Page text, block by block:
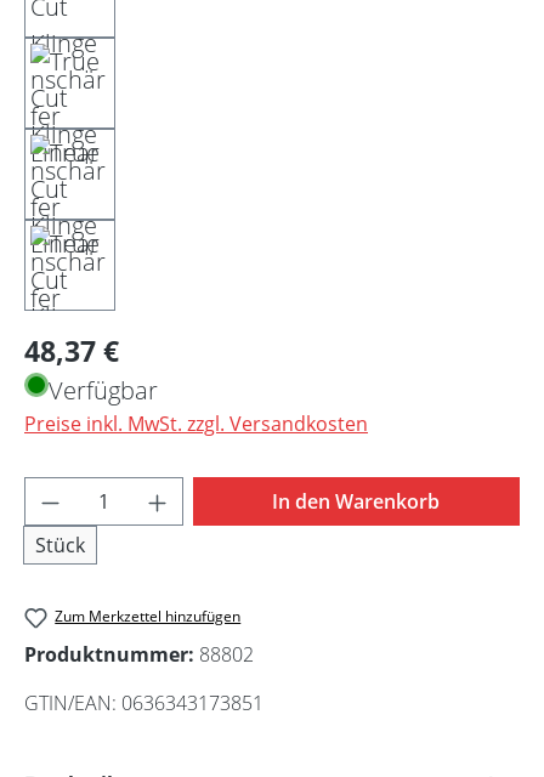
Regulärer Preis:
48,37 €
Verfügbar
Preise inkl. MwSt. zzgl. Versandkosten
Produkt Anzahl: Gib den gewünschten
Stück
In den Warenkorb
Zum Merkzettel hinzufügen
Produktnummer: 88802
GTIN/EAN: 0636343173851